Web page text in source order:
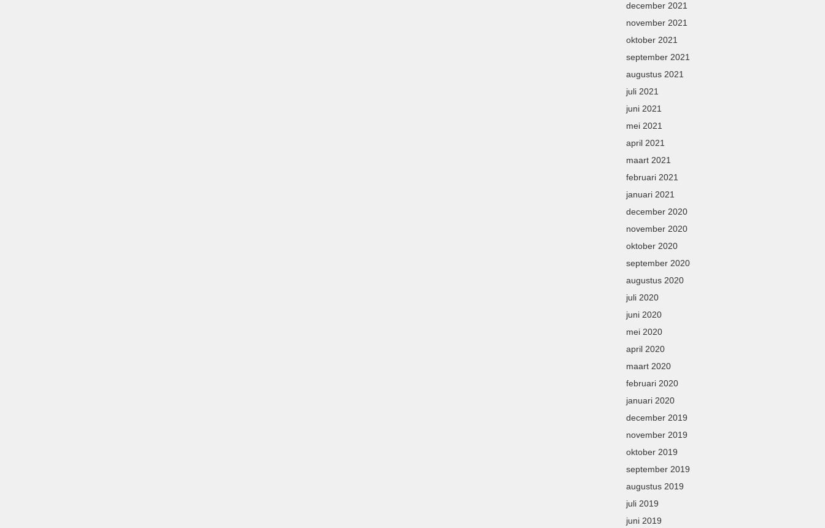
december 2021
november 2021
oktober 2021
september 2021
augustus 2021
juli 2021
juni 2021
mei 2021
april 2021
maart 2021
februari 2021
januari 2021
december 2020
november 2020
oktober 2020
september 2020
augustus 2020
juli 2020
juni 2020
mei 2020
april 2020
maart 2020
februari 2020
januari 2020
december 2019
november 2019
oktober 2019
september 2019
augustus 2019
juli 2019
juni 2019